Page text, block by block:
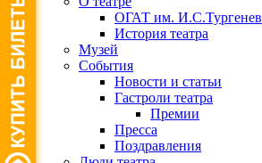
ОГАТ им.
История театра
Музей
События
Новости и статьи
Гастроли театра
Премии
Пресса
Поздравления